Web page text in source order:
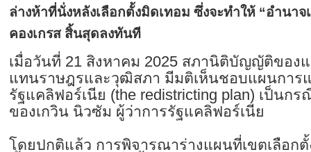
ล่างห้าที่นั่งหลังเลือกตั้งมิดเทอม ซึ่งจะทำให้ “อำนาจ
คองเกรส สิ้นสุดลงทันที
เมื่อวันที่ 21 สิงหาคม 2025 สภานิติบัญญัติของ
แทนราษฎรและวุฒิสภา มีมติเห็นชอบแผนการ
รัฐแคลิฟอร์เนีย (the redistricting plan) เป็นก
ของเกวิน นิวซัม ผู้ว่าการรัฐแคลิฟอร์เนีย
โดยปกติแล้ว การพิจารณาร่างแผนที่เขตเลือก